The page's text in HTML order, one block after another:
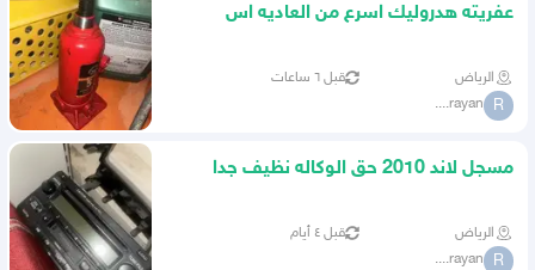
عفريته هدروليك اسرع من العاديه اس
الرياض قبل ٦ ساعات
R
rayan....
مسجل لاند 2010 حق الوكاله نظيف جدا
الرياض قبل ٤ أيام
R
rayan....